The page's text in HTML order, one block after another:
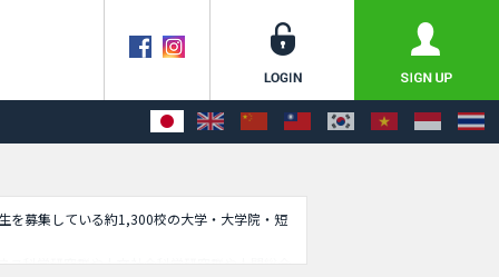
を募集している約1,300校の大学・大学院・短
ス科学研究群や人文社会科学研究群や人間総合